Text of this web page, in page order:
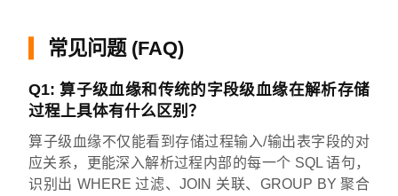
常见问题 (FAQ)
Q1: 算子级血缘和传统的字段级血缘在解析存储
过程上具体有什么区别？
算子级血缘不仅能看到存储过程输入/输出表字段的对
应关系，更能深入解析过程内部的每一个 SQL 语句，
识别出 WHERE 过滤、JOIN 关联、GROUP BY 聚合